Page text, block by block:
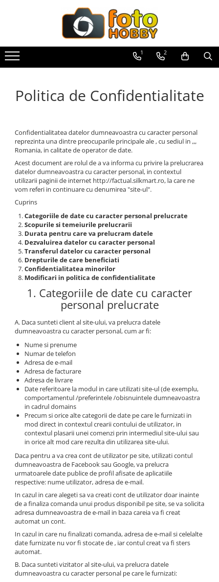
Aparate Foto
Aparate Foto Mirrorless
Aparate Foto Compacte
Cursuri foto
Obiective foto si accesorii
Obiective Mirorless
Obiective DSLR
Huse si tocuri protectie obiective
Obiective Cinematice
Parasolare
Teleconvertoare
Adaptoare montura / baioneta
Capace obiectiv si camera
Inele Macro
Filtre Filet
Filtre tip Cokin
Filtre White Balance
Accesorii filtre
Convertoare pe filet foto video
Inele reductii obiective
Curatare si intretinere
Blitz-uri externe
Blitz-uri TTL - Dedicate
Compatibil Sony
Blitz-uri circulare (Macro)
Adaptoare stativ port umbrela si
blitz TTL
Comander TTL
Cabluri TTL
Cabluri si Patine Sincron
Alimentare auxiliara blitz
Protectie patina apa, ploaie
Bounce-uri, Softbox-uri
1 2
Politica de Confidentialitate
Confidentialitatea datelor dumneavoastra cu caracter personal
reprezinta una dintre preocuparile principale ale , cu sediul in ,,,
Romania, in calitate de operator de date.
Acest document are rolul de a va informa cu privire la prelucrarea
datelor dumneavoastra cu caracter personal, in contextul
utilizarii paginii de internet http://factual.silkmart.ro, la care ne
vom referi in continuare cu denumirea "site-ul".
Cuprins
Categoriile de date cu caracter personal prelucrate
Scopurile si temeiurile prelucrarii
Durata pentru care va prelucram datele
Dezvaluirea datelor cu caracter personal
Transferul datelor cu caracter personal
Drepturile de care beneficiati
Confidentialitatea minorilor
Modificari in politica de confidentialitate
1. Categoriile de date cu caracter
personal prelucrate
A. Daca sunteti client al site-ului, va prelucra datele
dumneavoastra cu caracter personal, cum ar fi:
Nume si prenume
Numar de telefon
Adresa de e-mail
Adresa de facturare
Adresa de livrare
Date referitoare la modul in care utilizati site-ul (de exemplu,
comportamentul /preferintele /obisnuintele dumneavoastra
in cadrul domains
Precum si orice alte categorii de date pe care le furnizati in
mod direct in contextul crearii contului de utilizator, in
contextul plasarii unei comenzi prin intermediul site-ului sau
in orice alt mod care rezulta din utilizarea site-ului.
Daca pentru a va crea cont de utilizator pe site, utilizati contul
dumneavoastra de Facebook sau Google, va prelucra
urmatoarele date publice de profil afisate de aplicatiile
respective: nume utilizator, adresa de e-mail.
In cazul in care alegeti sa va creati cont de utilizator doar inainte
de a finaliza comanda unui produs disponibil pe site, se va solicita
adresa dumneavoastra de e-mail in baza careia va fi creat
automat un cont.
In cazul in care nu finalizati comanda, adresa de e-mail si celelalte
date furnizate nu vor fi stocate de , iar contul creat va fi sters
automat.
B. Daca sunteti vizitator al site-ului, va prelucra datele
dumneavoastra cu caracter personal pe care le furnizati: